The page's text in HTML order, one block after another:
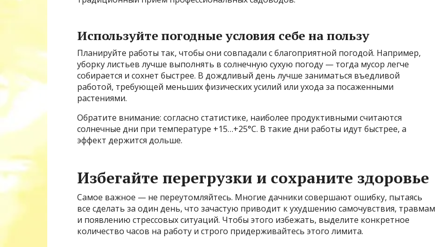
Используйте погодные условия себе на пользу
Планируйте работы так, чтобы они совпадали с благоприятной погодой. Например,
уборку листьев лучше выполнять в солнечную сухую погоду — тогда мусор легче
собирается и сохнет быстрее. В дождливый день лучше заниматься въедливой
работой, требующей меньших физических усилий или ухода за посаженными
растениями.
Обратите внимание: согласно статистике, наиболее продуктивными считаются
солнечные дни при температуре +15…+25°C. В такие дни работы идут быстрее, а
эффект держится дольше.
Избегайте перегрузки и сохраните здоровье
Самое важное — не переутомляйтесь. Многие дачники совершают ошибку, пытаясь
все сделать за один день, что зачастую приводит к ухудшению самочувствия, травмам
и появлению стрессовых ситуаций. Чтобы этого избежать, выделите конкретное
количество часов на работу и строго придерживайтесь этого лимита.